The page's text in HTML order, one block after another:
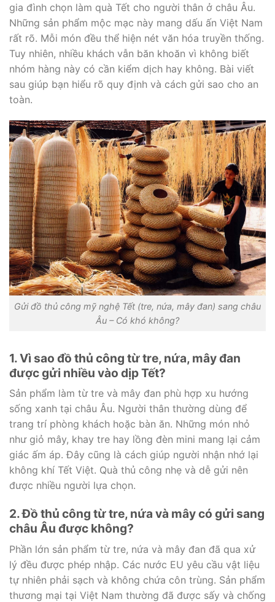
gia đình chọn làm quà Tết cho người thân ở châu Âu.
Những sản phẩm mộc mạc này mang dấu ấn Việt Nam
rất rõ. Mỗi món đều thể hiện nét văn hóa truyền thống.
Tuy nhiên, nhiều khách vẫn băn khoăn vì không biết
nhóm hàng này có cần kiểm dịch hay không. Bài viết
sau giúp bạn hiểu rõ quy định và cách gửi sao cho an
toàn.
Gửi đồ thủ công mỹ nghệ Tết (tre, nứa, mây đan) sang châu
Âu – Có khó không?
1. Vì sao đồ thủ công từ tre, nứa, mây đan
được gửi nhiều vào dịp Tết?
Sản phẩm làm từ tre và mây đan phù hợp xu hướng
sống xanh tại châu Âu. Người thân thường dùng để
trang trí phòng khách hoặc bàn ăn. Những món nhỏ
như giỏ mây, khay tre hay lồng đèn mini mang lại cảm
giác ấm áp. Đây cũng là cách giúp người nhận nhớ lại
không khí Tết Việt. Quà thủ công nhẹ và dễ gửi nên
được nhiều người lựa chọn.
2. Đồ thủ công từ tre, nứa và mây có gửi sang
châu Âu được không?
Phần lớn sản phẩm từ tre, nứa và mây đan đã qua xử
lý đều được phép nhập. Các nước EU yêu cầu vật liệu
tự nhiên phải sạch và không chứa côn trùng. Sản phẩm
thương mại tại Việt Nam thường đã được sấy và chống